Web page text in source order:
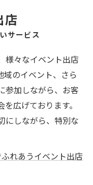
店
サービス
様々なイベント出店
域のイベント、さら
参加しながら、お客
広げております。
にしながら、特別な
れあうイベント出店